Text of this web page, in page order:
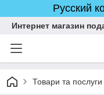
Русский
Интернет магазин
Товари та послуги